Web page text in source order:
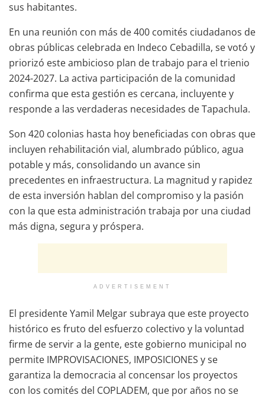
sus habitantes.
En una reunión con más de 400 comités ciudadanos de
obras públicas celebrada en Indeco Cebadilla, se votó y
priorizó este ambicioso plan de trabajo para el trienio
2024-2027. La activa participación de la comunidad
confirma que esta gestión es cercana, incluyente y
responde a las verdaderas necesidades de Tapachula.
Son 420 colonias hasta hoy beneficiadas con obras que
incluyen rehabilitación vial, alumbrado público, agua
potable y más, consolidando un avance sin
precedentes en infraestructura. La magnitud y rapidez
de esta inversión hablan del compromiso y la pasión
con la que esta administración trabaja por una ciudad
más digna, segura y próspera.
ADVERTISEMENT
El presidente Yamil Melgar subraya que este proyecto
histórico es fruto del esfuerzo colectivo y la voluntad
firme de servir a la gente, este gobierno municipal no
permite IMPROVISACIONES, IMPOSICIONES y se
garantiza la democracia al concensar los proyectos
con los comités del COPLADEM, que por años no se